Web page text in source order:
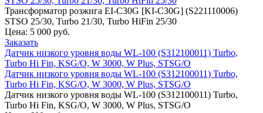
Трансформатор розжига EI-C30G [KI-C30G] (S221110006)
STSO 25/30, Turbo 21/30, Turbo HiFin 25/30
Цена: 5 000 руб.
Заказать
Датчик низкого уровня воды WL-100 (S312100011) Turbo,
Turbo Hi Fin, KSG/O, W 3000, W Plus, STSG/O
Датчик низкого уровня воды WL-100 (S312100011) Turbo,
Turbo Hi Fin, KSG/O, W 3000, W Plus, STSG/O
Датчик низкого уровня воды WL-100 (S312100011) Turbo,
Turbo Hi Fin, KSG/O, W 3000, W Plus, STSG/O